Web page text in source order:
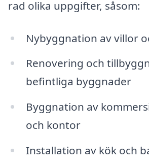
rad olika uppgifter, såsom:
Nybyggnation av villor
Renovering och
befintliga byggnader
Byggnation av
och kontor
Installation av kök och